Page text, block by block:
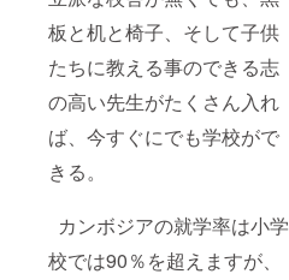
板と机と椅子、そして子供
たちに教える事のできる志
の高い先生がたくさん入れ
ば、今すぐにでも学校がで
きる。
カンボジアの就学率は小学
校では90％を超えますが、